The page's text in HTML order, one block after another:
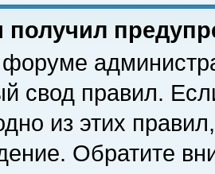
получил
свод правил.
из этих
Обратите